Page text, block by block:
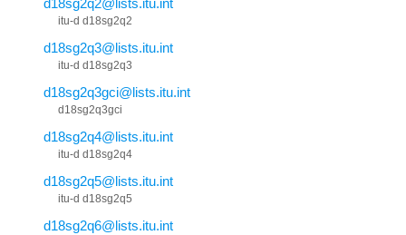
d18sg2q2@lists.itu.int
itu-d d18sg2q2
d18sg2q3@lists.itu.int
itu-d d18sg2q3
d18sg2q3gci@lists.itu.int
d18sg2q3gci
d18sg2q4@lists.itu.int
itu-d d18sg2q4
d18sg2q5@lists.itu.int
itu-d d18sg2q5
d18sg2q6@lists.itu.int